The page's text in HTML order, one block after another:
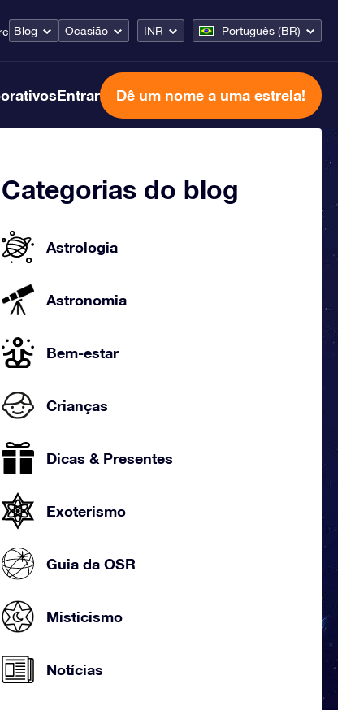
Blog Ocasião INR Português (BR)
Entrar Dê um nome a uma estrela!
Categorias do blog
Astrologia
Astronomia
Bem-estar
Crianças
Dicas & Presentes
Exoterismo
Guia da OSR
Misticismo
Notícias